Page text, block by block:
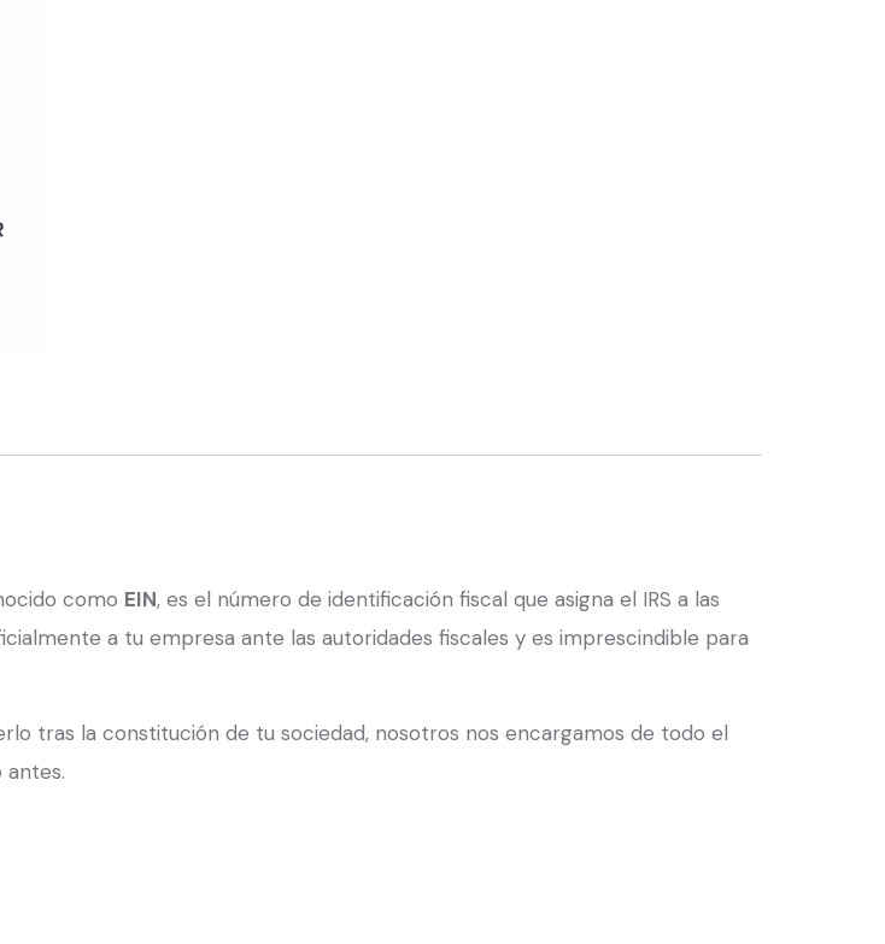
como EIN, es el número de identificación fiscal que asigna el IRS a las
a tu empresa ante las autoridades fiscales y es imprescindible para
tras la constitución de tu sociedad, nosotros nos encargamos de todo el